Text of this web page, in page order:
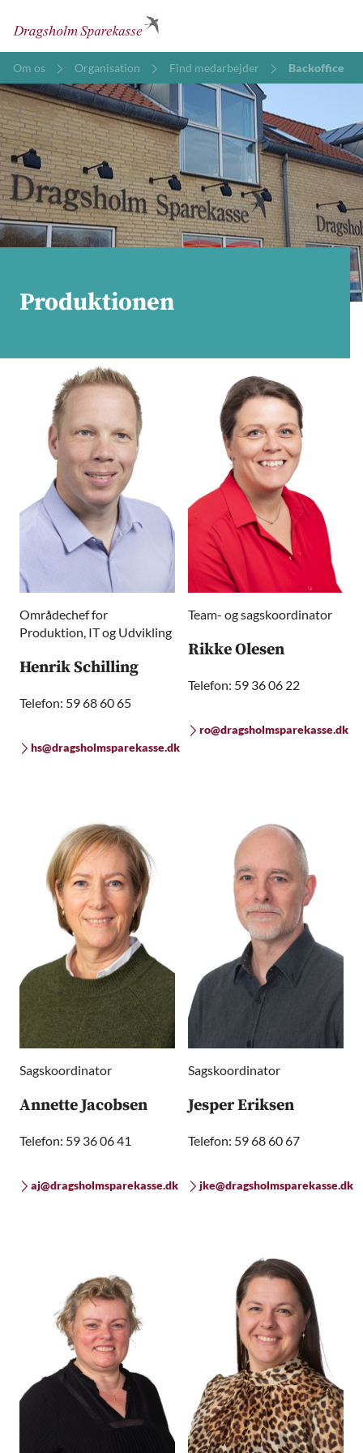
Om os Organisation Find medarbejder Backoffice
Produktionen
Områdechef for
Produktion, IT og Udvikling
Henrik Schilling
Telefon: 59 68 60 65
hs@dragsholmsparekasse.dk
Team- og sagskoordinator
Rikke Olesen
Telefon: 59 36 06 22
ro@dragsholmsparekasse.dk
Sagskoordinator
Annette Jacobsen
Telefon: 59 36 06 41
aj@dragsholmsparekasse.dk
Sagskoordinator
Jesper Eriksen
Telefon: 59 68 60 67
jke@dragsholmsparekasse.dk